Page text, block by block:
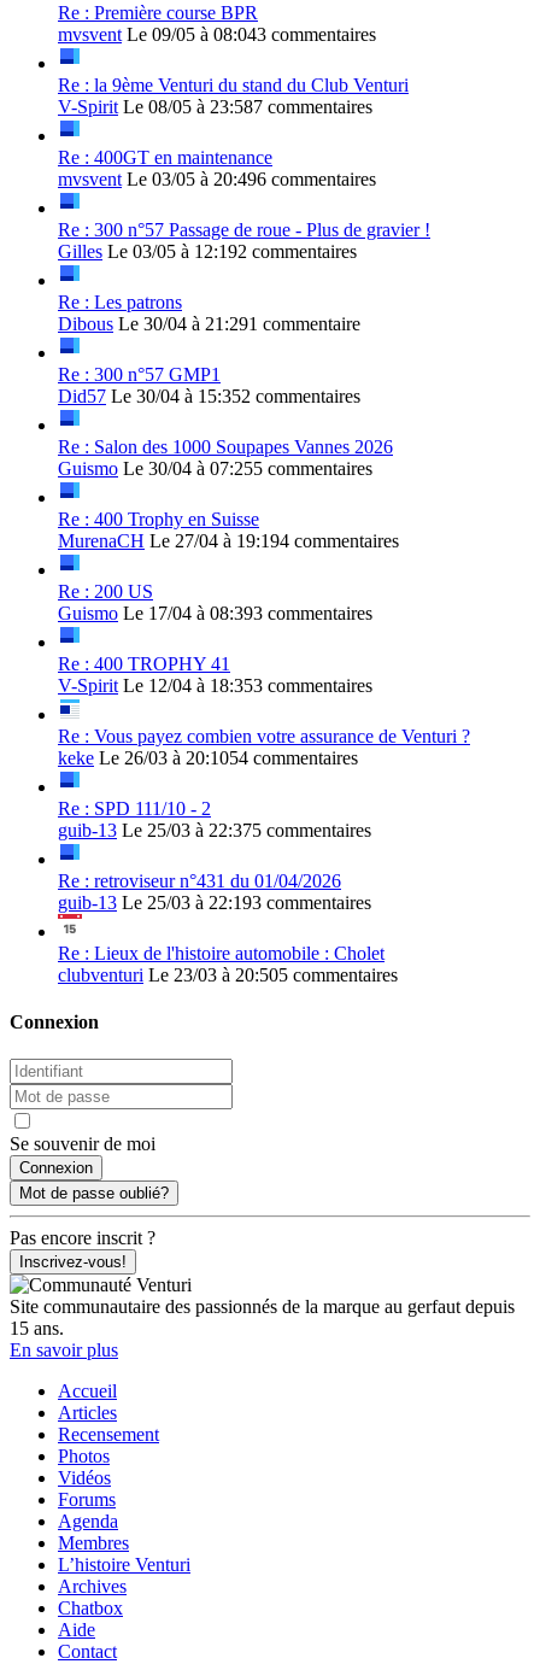
Re : Première course BPR
mvsvent Le 09/05 à 08:043 commentaires
Re : la 9ème Venturi du stand du Club Venturi
V-Spirit Le 08/05 à 23:587 commentaires
Re : 400GT en maintenance
mvsvent Le 03/05 à 20:496 commentaires
Re : 300 n°57 Passage de roue - Plus de gravier !
Gilles Le 03/05 à 12:192 commentaires
Re : Les patrons
Dibous Le 30/04 à 21:291 commentaire
Re : 300 n°57 GMP1
Did57 Le 30/04 à 15:352 commentaires
Re : Salon des 1000 Soupapes Vannes 2026
Guismo Le 30/04 à 07:255 commentaires
Re : 400 Trophy en Suisse
MurenaCH Le 27/04 à 19:194 commentaires
Re : 200 US
Guismo Le 17/04 à 08:393 commentaires
Re : 400 TROPHY 41
V-Spirit Le 12/04 à 18:353 commentaires
Re : Vous payez combien votre assurance de Venturi ?
keke Le 26/03 à 20:1054 commentaires
Re : SPD 111/10 - 2
guib-13 Le 25/03 à 22:375 commentaires
Re : retroviseur n°431 du 01/04/2026
guib-13 Le 25/03 à 22:193 commentaires
Re : Lieux de l'histoire automobile : Cholet
clubventuri Le 23/03 à 20:505 commentaires
Connexion
Se souvenir de moi
Mot de passe oublié?
Pas encore inscrit ?
Inscrivez-vous!
Site communautaire des passionnés de la marque au gerfaut depuis
15 ans.
En savoir plus
Accueil
Articles
Recensement
Photos
Vidéos
Forums
Agenda
Membres
L’histoire Venturi
Archives
Chatbox
Aide
Contact